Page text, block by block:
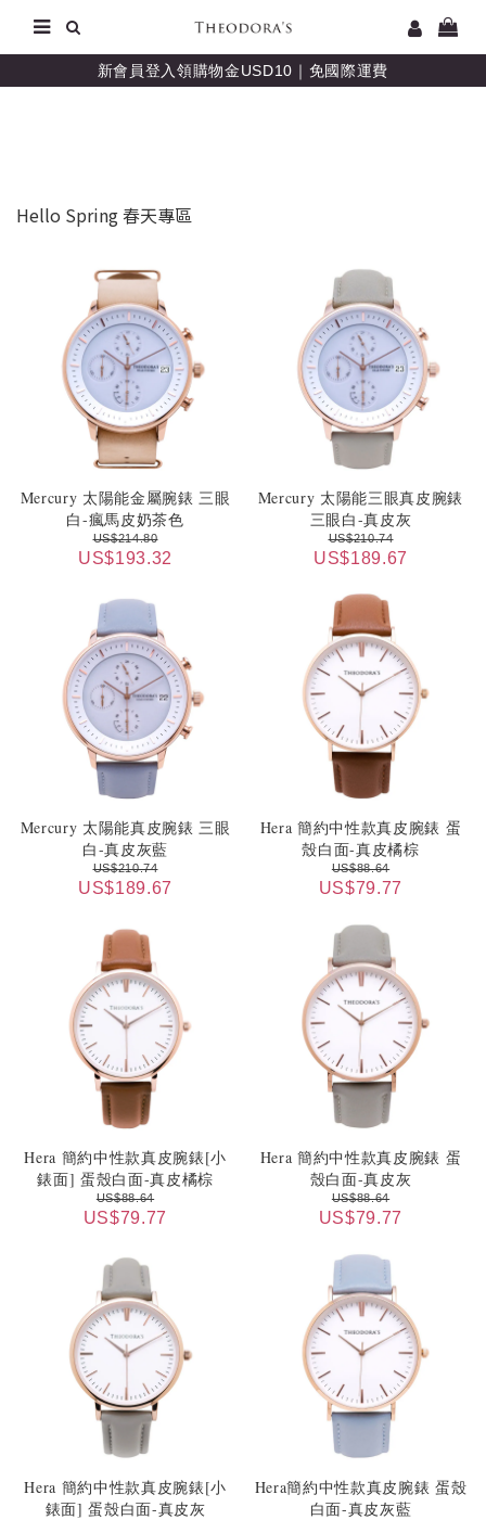
新會員登入領購物金USD10｜免國際運費
Hello Spring 春天專區
Mercury 太陽能金屬腕錶 三眼
白-瘋馬皮奶茶色
US$214.80
US$193.32
Mercury 太陽能三眼真皮腕錶
三眼白-真皮灰
US$210.74
US$189.67
Mercury 太陽能真皮腕錶 三眼
白-真皮灰藍
US$210.74
US$189.67
Hera 簡約中性款真皮腕錶 蛋
殼白面-真皮橘棕
US$88.64
US$79.77
Hera 簡約中性款真皮腕錶[小
錶面] 蛋殼白面-真皮橘棕
US$88.64
US$79.77
Hera 簡約中性款真皮腕錶 蛋
殼白面-真皮灰
US$88.64
US$79.77
Hera 簡約中性款真皮腕錶[小
錶面] 蛋殼白面-真皮灰
Hera簡約中性款真皮腕錶 蛋殼
白面-真皮灰藍